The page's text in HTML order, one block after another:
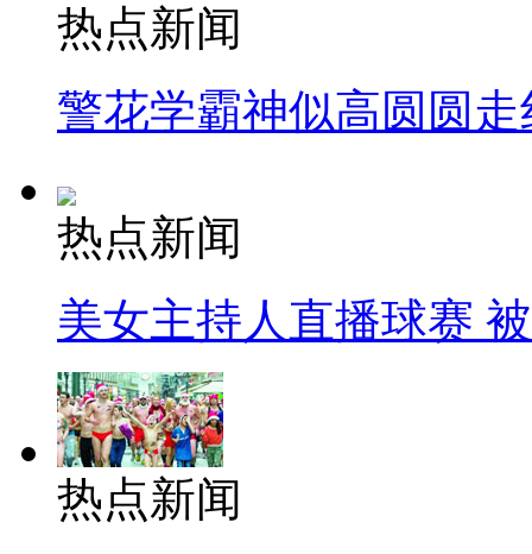
热点新闻
警花学霸神似高圆圆走
热点新闻
美女主持人直播球赛
热点新闻